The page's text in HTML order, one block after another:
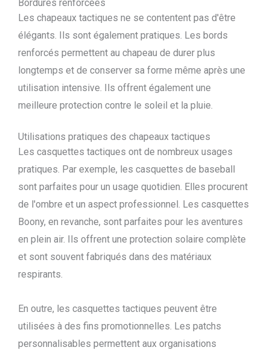
Bordures renforcées
Les chapeaux tactiques ne se contentent pas d'être
élégants. Ils sont également pratiques. Les bords
renforcés permettent au chapeau de durer plus
longtemps et de conserver sa forme même après une
utilisation intensive. Ils offrent également une
meilleure protection contre le soleil et la pluie.
Utilisations pratiques des chapeaux tactiques
Les casquettes tactiques ont de nombreux usages
pratiques. Par exemple, les casquettes de baseball
sont parfaites pour un usage quotidien. Elles procurent
de l'ombre et un aspect professionnel. Les casquettes
Boony, en revanche, sont parfaites pour les aventures
en plein air. Ils offrent une protection solaire complète
et sont souvent fabriqués dans des matériaux
respirants.
En outre, les casquettes tactiques peuvent être
utilisées à des fins promotionnelles. Les patchs
personnalisables permettent aux organisations